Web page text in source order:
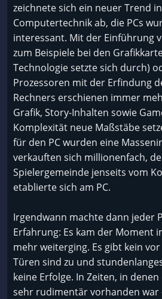
zeichnete sich ein neuer Trend
Computertechnik ab, die PCs
interessant. Mit der Einführung
zum Beispiele bei den
Technologie setzte sich durch)
Prozessoren mit der Erfindung
Rechners erschienen immer
Grafik, Story-Inhalten sowie
Komplexität neue Maßstäbe
für den PC wurden eine
verkauften sich millionenfach,
Spielergemeinde jenseits vom
etablierte sich am PC.
Irgendwann machte dann jeder
Erfahrung: Es kam der Moment
mehr weiterging. Es gibt kein
Türen sind zu und
keine Erfolge. In Zeiten, in
sehr rudimentär vorhanden war